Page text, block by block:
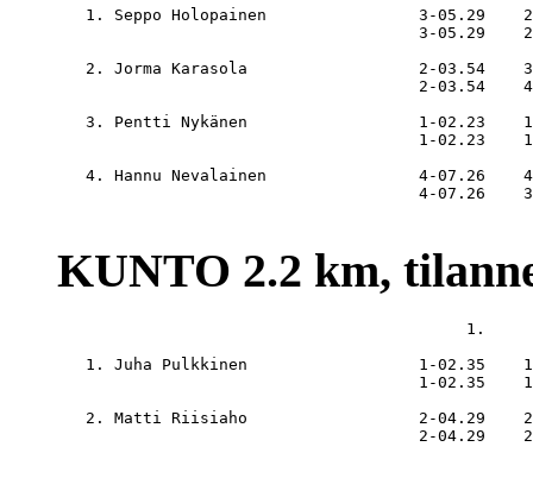
1. Seppo Holopainen                3-05.29
3-05.29
2. Jorma Karasola                  2-03.54
2-03.54
3. Pentti Nykänen                  1-02.23
1-02.23
4. Hannu Nevalainen                4-07.26
4-07.26
KUNTO 2.2 km,
1.
1. Juha Pulkkinen                  1-02.35
1-
2. Matti Riisiaho                  2-04.29
2-